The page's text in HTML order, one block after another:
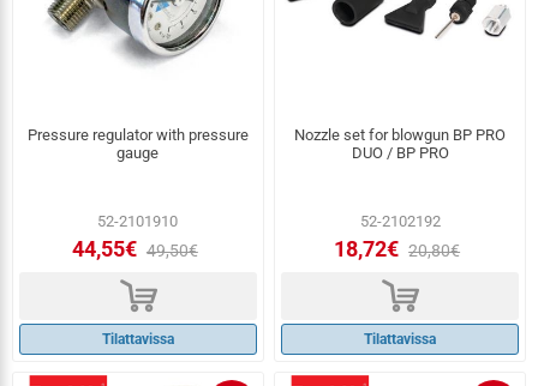
Pressure regulator with pressure
gauge
52-2101910
44,55€ 49,50€
d
Tilattavissa
Nozzle set for blowgun BP PRO
DUO / BP PRO
52-2102192
18,72€ 20,80€
d
Tilattavissa